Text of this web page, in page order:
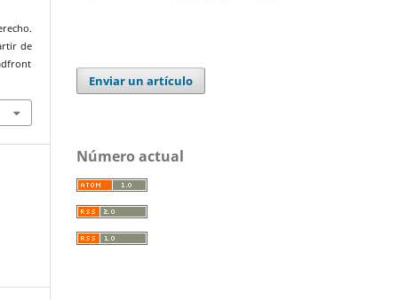
de
Enviar un artículo
Número actual